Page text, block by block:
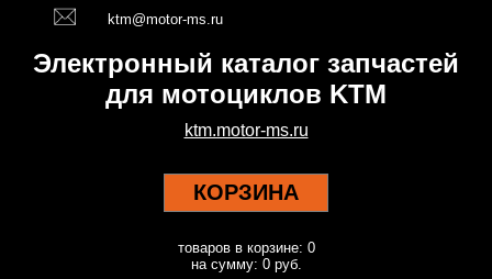
ktm@motor-ms.ru
Электронный каталог запчастей
для мотоциклов KTM
ktm.motor-ms.ru
КОРЗИНА
товаров в корзине: 0
на сумму: 0 руб.